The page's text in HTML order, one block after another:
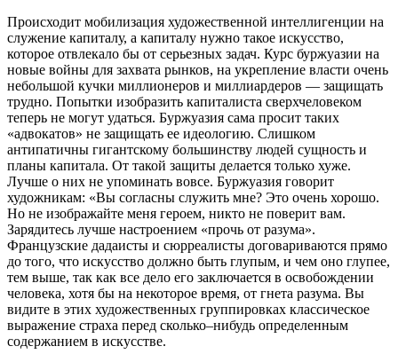
Происходит мобилизация художественной интеллигенции на
служение капиталу, а капиталу нужно такое искусство,
которое отвлекало бы от серьезных задач. Курс буржуазии на
новые войны для захвата рынков, на укрепление власти очень
небольшой кучки миллионеров и миллиардеров — защищать
трудно. Попытки изобразить капиталиста сверхчеловеком
теперь не могут удаться. Буржуазия сама просит таких
«адвокатов» не защищать ее идеологию. Слишком
антипатичны гигантскому большинству людей сущность и
планы капитала. От такой защиты делается только хуже.
Лучше о них не упоминать вовсе. Буржуазия говорит
художникам: «Вы согласны служить мне? Это очень хорошо.
Но не изображайте меня героем, никто не поверит вам.
Зарядитесь лучше настроением «прочь от разума».
Французские дадаисты и сюрреалисты договариваются прямо
до того, что искусство должно быть глупым, и чем оно глупее,
тем выше, так как все дело его заключается в освобождении
человека, хотя бы на некоторое время, от гнета разума. Вы
видите в этих художественных группировках классическое
выражение страха перед сколько–нибудь определенным
содержанием в искусстве.